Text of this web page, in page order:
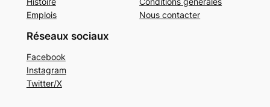
Emplois
Nous contacter
Réseaux sociaux
Facebook
Instagram
Twitter/X